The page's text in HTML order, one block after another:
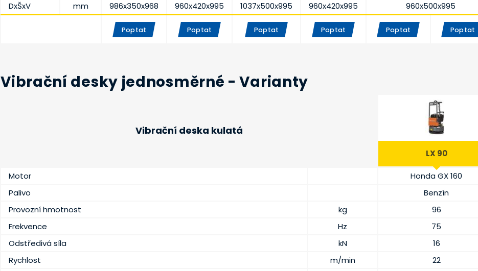
DxŠxV mm 986x350x968 960x420x995 1037x500x995 960x420x995 960x500x995
Poptat Poptat Poptat Poptat Poptat Poptat
Vibrační desky jednosměrné - Varianty
Vibrační deska kulatá
LX 90
Motor
Honda GX 160
Palivo
Benzín
Provozní hmotnost
kg
96
Frekvence
Hz
75
Odstředivá síla
kN
16
Rychlost
m/min 22